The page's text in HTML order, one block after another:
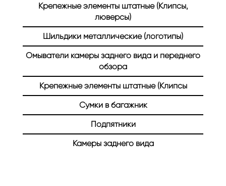
Каталог Авто аксессуары
Авто аксессуары
Крепежные элементы штатные (Клипсы,
люверсы)
Шильдики металлические (логотипы)
Омыватели камеры заднего вида и переднего
обзора
Крепежные элементы штатные (Клипсы
Сумки в багажник
Подпятники
Камеры заднего вида